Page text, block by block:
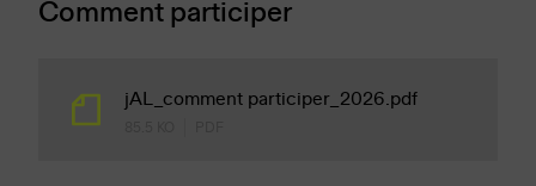
Comment participer
jAL_comment participer_2026.pdf